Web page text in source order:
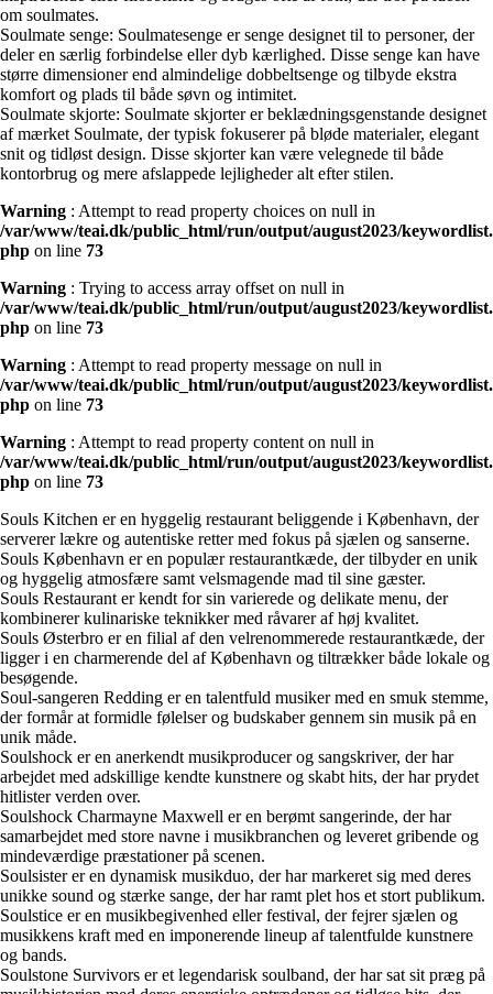
om soulmates.
Soulmate senge: Soulmatesenge er senge designet til to personer, der
deler en særlig forbindelse eller dyb kærlighed. Disse senge kan have
større dimensioner end almindelige dobbeltsenge og tilbyde ekstra
komfort og plads til både søvn og intimitet.
Soulmate skjorte: Soulmate skjorter er beklædningsgenstande designet
af mærket Soulmate, der typisk fokuserer på bløde materialer, elegant
snit og tidløst design. Disse skjorter kan være velegnede til både
kontorbrug og mere afslappede lejligheder alt efter stilen.
Warning : Attempt to read property choices on null in
/var/www/teai.dk/public_html/run/output/august2023/keywordlist.
php on line 73
Warning : Trying to access array offset on null in
/var/www/teai.dk/public_html/run/output/august2023/keywordlist.
php on line 73
Warning : Attempt to read property message on null in
/var/www/teai.dk/public_html/run/output/august2023/keywordlist.
php on line 73
Warning : Attempt to read property content on null in
/var/www/teai.dk/public_html/run/output/august2023/keywordlist.
php on line 73
Souls Kitchen er en hyggelig restaurant beliggende i København, der
serverer lækre og autentiske retter med fokus på sjælen og sanserne.
Souls København er en populær restaurantkæde, der tilbyder en unik
og hyggelig atmosfære samt velsmagende mad til sine gæster.
Souls Restaurant er kendt for sin varierede og delikate menu, der
kombinerer kulinariske teknikker med råvarer af høj kvalitet.
Souls Østerbro er en filial af den velrenommerede restaurantkæde, der
ligger i en charmerende del af København og tiltrækker både lokale og
besøgende.
Soul-sangeren Redding er en talentfuld musiker med en smuk stemme,
der formår at formidle følelser og budskaber gennem sin musik på en
unik måde.
Soulshock er en anerkendt musikproducer og sangskriver, der har
arbejdet med adskillige kendte kunstnere og skabt hits, der har prydet
hitlister verden over.
Soulshock Charmayne Maxwell er en berømt sangerinde, der har
samarbejdet med store navne i musikbranchen og leveret gribende og
mindeværdige præstationer på scenen.
Soulsister er en dynamisk musikduo, der har markeret sig med deres
unikke sound og stærke sange, der har ramt plet hos et stort publikum.
Soulstice er en musikbegivenhed eller festival, der fejrer sjælen og
musikkens kraft med en imponerende lineup af talentfulde kunstnere
og bands.
Soulstone Survivors er et legendarisk soulband, der har sat sit præg på